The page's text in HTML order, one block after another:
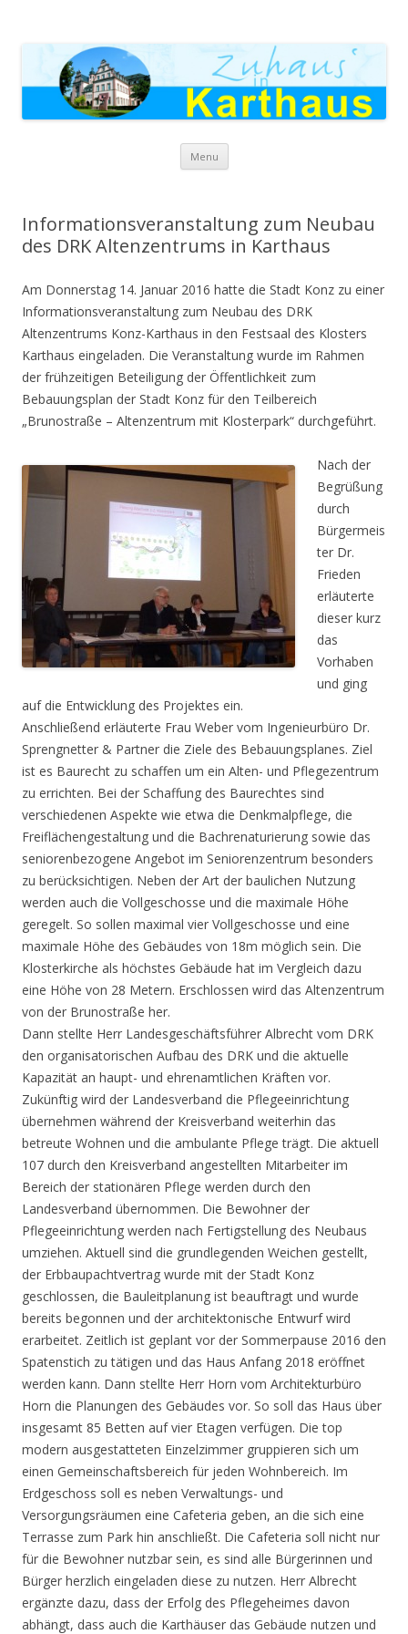
Menu Skip to content
Informationsveranstaltung zum Neubau
des DRK Altenzentrums in Karthaus
Am Donnerstag 14. Januar 2016 hatte die Stadt Konz zu einer
Informationsveranstaltung zum Neubau des DRK
Altenzentrums Konz-Karthaus in den Festsaal des Klosters
Karthaus eingeladen. Die Veranstaltung wurde im Rahmen
der frühzeitigen Beteiligung der Öffentlichkeit zum
Bebauungsplan der Stadt Konz für den Teilbereich
„Brunostraße – Altenzentrum mit Klosterpark“ durchgeführt.
Nach der
Begrüßung
durch
Bürgermeis
ter Dr.
Frieden
erläuterte
dieser kurz
das
Vorhaben
und ging
auf die Entwicklung des Projektes ein.
Anschließend erläuterte Frau Weber vom Ingenieurbüro Dr.
Sprengnetter & Partner die Ziele des Bebauungsplanes. Ziel
ist es Baurecht zu schaffen um ein Alten- und Pflegezentrum
zu errichten. Bei der Schaffung des Baurechtes sind
verschiedenen Aspekte wie etwa die Denkmalpflege, die
Freiflächengestaltung und die Bachrenaturierung sowie das
seniorenbezogene Angebot im Seniorenzentrum besonders
zu berücksichtigen. Neben der Art der baulichen Nutzung
werden auch die Vollgeschosse und die maximale Höhe
geregelt. So sollen maximal vier Vollgeschosse und eine
maximale Höhe des Gebäudes von 18m möglich sein. Die
Klosterkirche als höchstes Gebäude hat im Vergleich dazu
eine Höhe von 28 Metern. Erschlossen wird das Altenzentrum
von der Brunostraße her.
Dann stellte Herr Landesgeschäftsführer Albrecht vom DRK
den organisatorischen Aufbau des DRK und die aktuelle
Kapazität an haupt- und ehrenamtlichen Kräften vor.
Zukünftig wird der Landesverband die Pflegeeinrichtung
übernehmen während der Kreisverband weiterhin das
betreute Wohnen und die ambulante Pflege trägt. Die aktuell
107 durch den Kreisverband angestellten Mitarbeiter im
Bereich der stationären Pflege werden durch den
Landesverband übernommen. Die Bewohner der
Pflegeeinrichtung werden nach Fertigstellung des Neubaus
umziehen. Aktuell sind die grundlegenden Weichen gestellt,
der Erbbaupachtvertrag wurde mit der Stadt Konz
geschlossen, die Bauleitplanung ist beauftragt und wurde
bereits begonnen und der architektonische Entwurf wird
erarbeitet. Zeitlich ist geplant vor der Sommerpause 2016 den
Spatenstich zu tätigen und das Haus Anfang 2018 eröffnet
werden kann. Dann stellte Herr Horn vom Architekturbüro
Horn die Planungen des Gebäudes vor. So soll das Haus über
insgesamt 85 Betten auf vier Etagen verfügen. Die top
modern ausgestatteten Einzelzimmer gruppieren sich um
einen Gemeinschaftsbereich für jeden Wohnbereich. Im
Erdgeschoss soll es neben Verwaltungs- und
Versorgungsräumen eine Cafeteria geben, an die sich eine
Terrasse zum Park hin anschließt. Die Cafeteria soll nicht nur
für die Bewohner nutzbar sein, es sind alle Bürgerinnen und
Bürger herzlich eingeladen diese zu nutzen. Herr Albrecht
ergänzte dazu, dass der Erfolg des Pflegeheimes davon
abhängt, dass auch die Karthäuser das Gebäude nutzen und